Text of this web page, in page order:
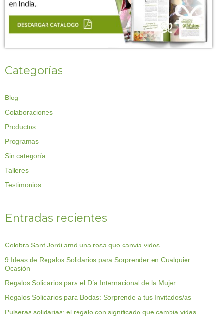
Categorías
Blog
Colaboraciones
Productos
Programas
Sin categoría
Talleres
Testimonios
Entradas recientes
Celebra Sant Jordi amd una rosa que canvia vides
9 Ideas de Regalos Solidarios para Sorprender en Cualquier
Ocasión
Regalos Solidarios para el Día Internacional de la Mujer
Regalos Solidarios para Bodas: Sorprende a tus Invitados/as
Pulseras solidarias: el regalo con significado que cambia vidas